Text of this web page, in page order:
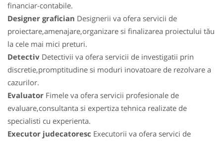
financiar-contabile.
Designer grafician Designerii va ofera servicii de
proiectare,amenajare,organizare si finalizarea proiectului tău
la cele mai mici preturi.
Detectiv Detectivii va ofera servicii de investigatii prin
discretie,promptitudine si moduri inovatoare de rezolvare a
cazurilor.
Evaluator Fimele va ofera servicii profesionale de
evaluare,consultanta si expertiza tehnica realizate de
specialisti cu experienta.
Executor judecatoresc Executorii va ofera servici de